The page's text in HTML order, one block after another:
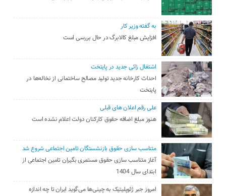
به گفته وزیر کار
افزایش مبلغ کالابرگ در حال بررسی است
اشتغال زائی جدید در پایتخت
احداث کارخانه جدید تولید مصالح ساختمانی از نخاله‌ها در
پایتخت
علی رقم اعلان های قبلی
هنوز مبلغ اضافه حقوق کارکنان دولت اعلام نشده است
متناسب سازی حقوق بازنشستگان تامین اجتماعی شروع شد
آغاز متناسب سازی حقوق مستمری بگیران تامین اجتماعی از
ابتدای سال 1404
امروز جبر ژئوپلیتیک به چینی‌ها می‌گوید ایران تا چه اندازه